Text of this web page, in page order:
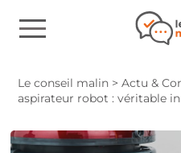
Le conseil malin >Actu &
aspirateur robot : véritable